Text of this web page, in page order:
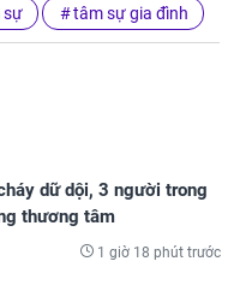
sự tâm sự gia đình
dữ dội, 3 người trong
thương tâm
1 giờ 18 phút trước